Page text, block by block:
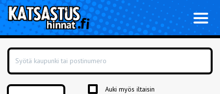
Auki myös iltaisin